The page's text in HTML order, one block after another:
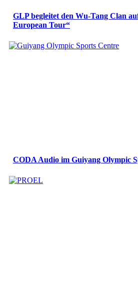
GLP begleitet den Wu-Tang Clan
European Tour“
CODA Audio im Guiyang Olympic